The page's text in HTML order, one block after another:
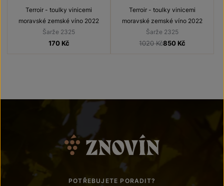
Terroir - toulky vinicemi
moravské zemské víno 2022
Šarže 2325
170 Kč
Terroir - toulky vinicemi
moravské zemské víno 2022
Šarže 2325
1020 Kč850 Kč
POTŘEBUJETE PORADIT?